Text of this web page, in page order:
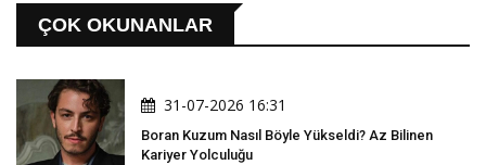
ÇOK OKUNANLAR
31-07-2026 16:31
Boran Kuzum Nasıl Böyle Yükseldi? Az Bilinen
Kariyer Yolculuğu